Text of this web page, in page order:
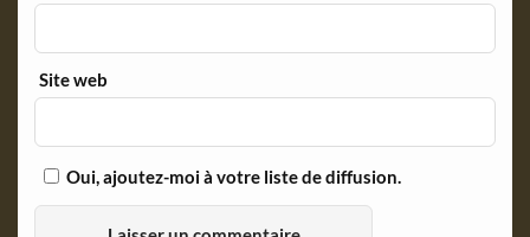
Site web
Oui, ajoutez-moi à votre liste de diffusion.